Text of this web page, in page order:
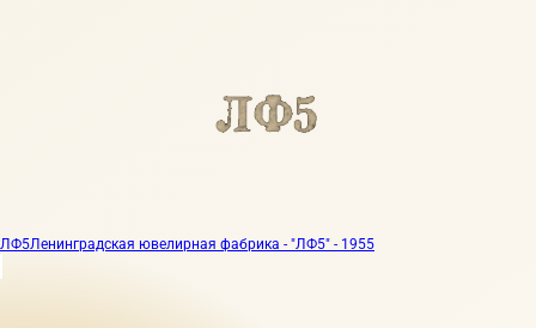
ЛФ5Ленинградская ювелирная фабрика - "ЛФ5" - 1955